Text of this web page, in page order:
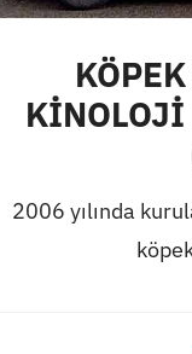
KİNOLOJİ
2006 yılında